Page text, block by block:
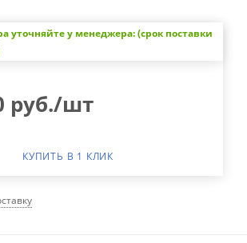
уточняйте у менеджера: (срок поставки
руб./шт
КУПИТЬ В 1 КЛИК